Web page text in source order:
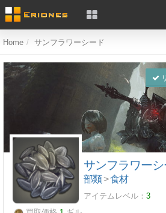
Home サンフラワーシード
サンフラワーシ
部類>食材
アイテムレベル： 3